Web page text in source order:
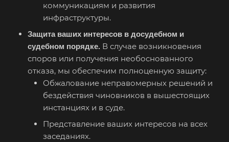
коммуникациям и развития
инфраструктуры.
Защита ваших интересов в досудебном и
судебном порядке. В случае возникновения
споров или получения необоснованного
отказа, мы обеспечим полноценную защиту:
Обжалование неправомерных решений и
бездействия чиновников в вышестоящих
инстанциях и в суде.
Представление ваших интересов на всех
заседаниях.